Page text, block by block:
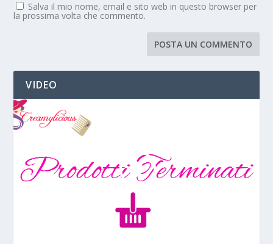
Salva il mio nome, email e sito web in questo browser per
la prossima volta che commento.
VIDEO